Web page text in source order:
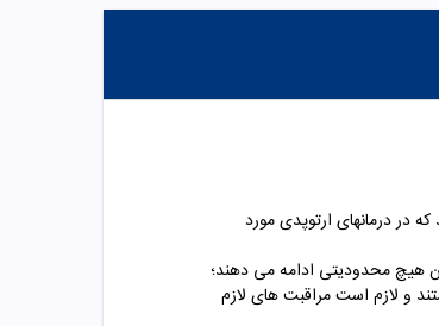
که در درمانهای ارتوپدی مورد
هیچ محدودیتی ادامه می دهند؛
و لازم است مراقبت های لازم